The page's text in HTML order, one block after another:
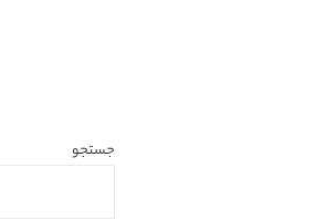
جستجو